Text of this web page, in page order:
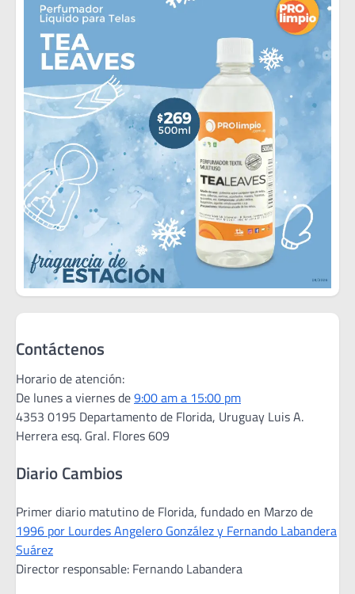
Contáctenos
Horario de atención:
De lunes a viernes de9:00 am a 15:00 pm
4353 0195 Departamento de Florida, Uruguay Luis A.
Herrera esq. Gral. Flores 609
Diario Cambios
Primer diario matutino de Florida, fundado en Marzo de
1996 por Lourdes Angelero González y Fernando Labandera
Suárez
Director responsable: Fernando Labandera